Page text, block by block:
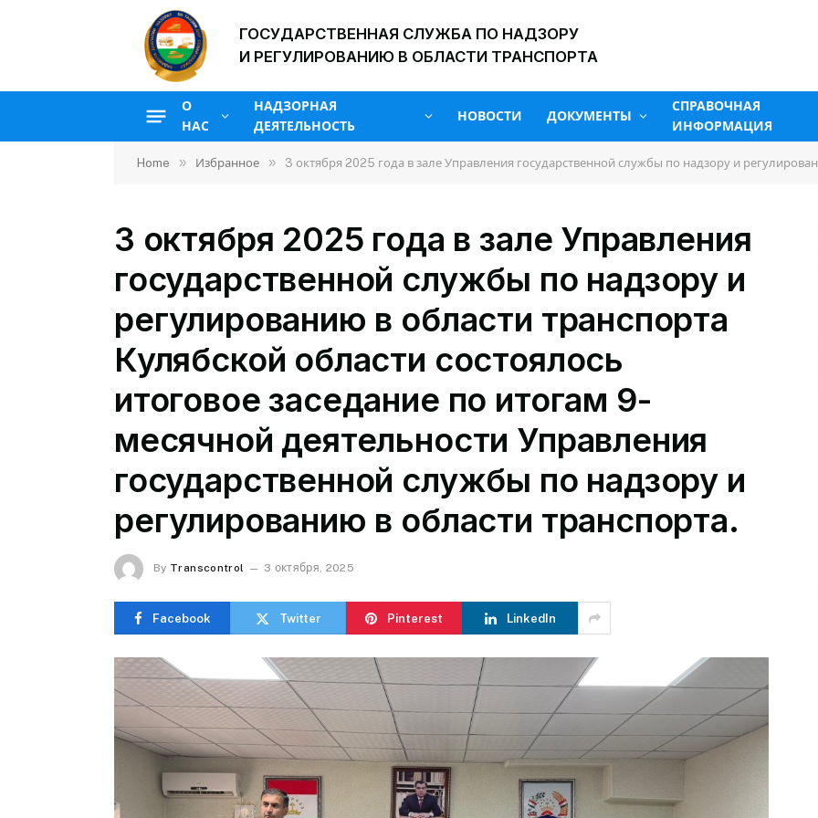
ГОСУДАРСТВЕННАЯ СЛУЖБА ПО НАДЗОРУ
И РЕГУЛИРОВАНИЮ В ОБЛАСТИ ТРАНСПОРТА
О
НАС
НАДЗОРНАЯ
ДЕЯТЕЛЬНОСТЬ
НОВОСТИ ДОКУМЕНТЫ
СПРАВОЧНАЯ
ИНФОРМАЦИЯ
Home » Избранное » 3 октября 2025 года в зале Управления государственной службы по надзору и регулированию в области транспорта Кулябской области состоялось итоговое заседание по итогам 9-месячной
3 октября 2025 года в зале Управления
государственной службы по надзору и
регулированию в области транспорта
Кулябской области состоялось
итоговое заседание по итогам 9-
месячной деятельности Управления
государственной службы по надзору и
регулированию в области транспорта.
By Transcontrol 3 октября, 2025
Facebook Twitter Pinterest LinkedIn